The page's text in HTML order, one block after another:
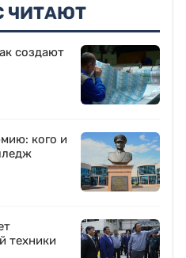
ЧИТАЮТ
создают
кого и
техники